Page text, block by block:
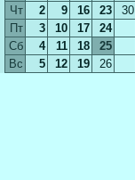
Чт 2 9 16 23
30
Пт
3 10 17
24
Сб
4 11 18
25
Вс
5 12 19 26